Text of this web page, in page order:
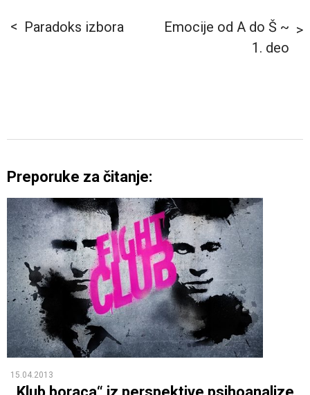
Paradoks izbora
Emocije od A do Š ~
1. deo
Preporuke za čitanje:
15.04.2013